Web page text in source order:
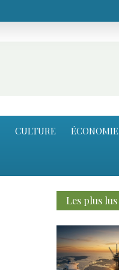
CULTURE ÉCONOMIE
Les plus lus